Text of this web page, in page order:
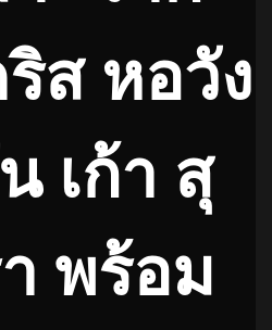
ส หอวัง
เก้า สุ
พร้อม